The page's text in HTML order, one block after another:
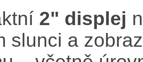
2" displej
slunci a